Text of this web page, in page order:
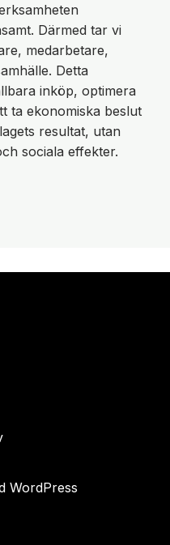
Därmed tar vi
medarbetare,
Detta
inköp, optimera
ta ekonomiska beslut
resultat, utan
sociala effekter.
WordPress